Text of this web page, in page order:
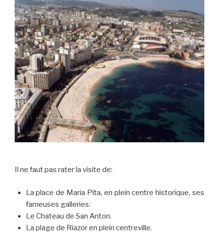
Il ne faut pas rater la visite de:
La place de Maria Pita, en plein centre historique, ses
fameuses galleries.
Le Chateau de San Anton.
La plage de Riazor en plein centreville.